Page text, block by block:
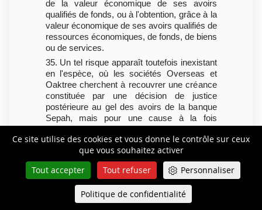
Ce site utilise des cookies et vous donne le contrôle sur ceux
que vous souhaitez activer
Tout accepter
Tout refuser Personnaliser
Politique de confidentialité
de la valeur économique de ses avoirs
qualifiés de fonds, ou à l'obtention, grâce à la
valeur économique de ses avoirs qualifiés de
ressources économiques, de fonds, de biens
ou de services.
35. Un tel risque apparaît toutefois inexistant
en l'espèce, où les sociétés Overseas et
Oaktree cherchent à recouvrer une créance
constituée par une décision de justice
postérieure au gel des avoirs de la banque
Sepah, mais pour une cause à la fois
étrangère au programme nucléaire et
balistique iranien et antérieure à l'instauration
de ce gel.
36. La question se pose donc de savoir si la
possibilité de diligenter, sans autorisation
préalable, une mesure sur des avoirs gelés
s'apprécie par catégorie d'acte, sans avoir
Queue-Fair